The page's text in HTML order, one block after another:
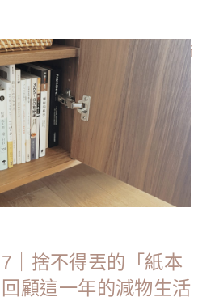
2022書單,好書推薦 整理收納
斷
生活,電子書,
｜捨不得丟的「紙本
顧這一年的減物生活